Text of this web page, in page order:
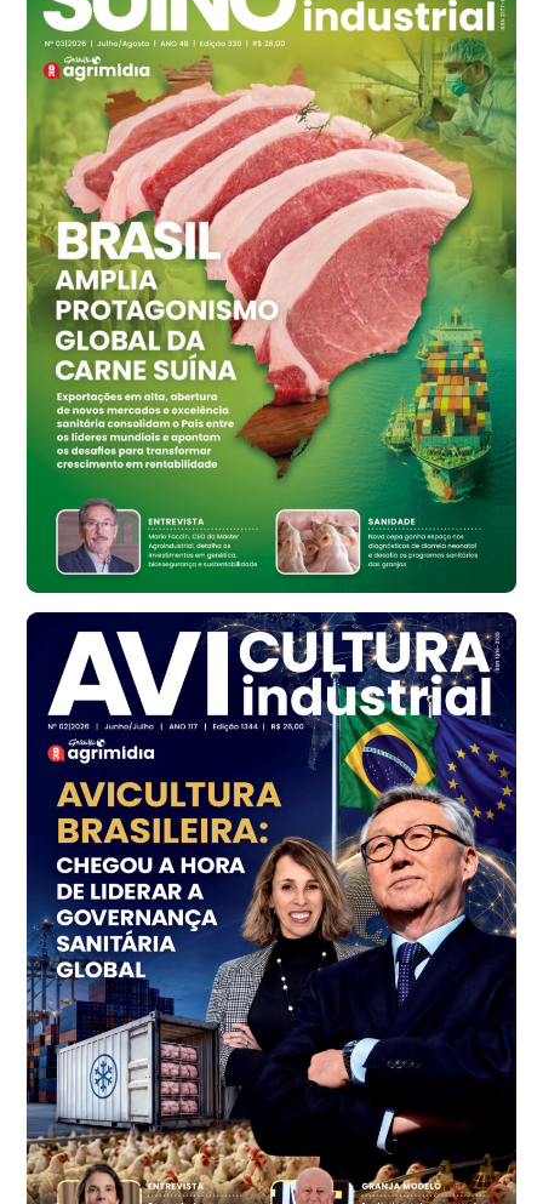
R$ 145,34
cx
Ovo Vermelho - Regional
Grande São Paulo (SP)
R$ 155,59
cx
Ovo Vermelho - Regional
Vermelho
R$ 159,31
cx
Ovo Branco - Regional
Bastos (SP)
R$ 134,42
cx
Ovo Vermelho - Regional
Bastos (SP)
R$ 148,56
Frango - Indicador
SP
R$ 7,16
kg
Frango - Indicador
SP
R$ 7,18
kg
Trigo Atacado - Regional
PR
R$ 1.414,46
t
Trigo Atacado - Regional
RS
R$ 1.314,61
t
Ovo Vermelho - Regional
Vermelho
R$ 171,61
cx